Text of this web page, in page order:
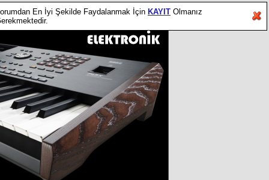
En İyi Şekilde Faydalanmak İçin KAYIT Olmanız